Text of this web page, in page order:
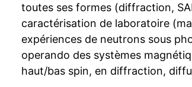
toutes ses formes (diffraction,
caractérisation de laboratoire
expériences de neutrons sous
operando des systèmes
haut/bas spin, en diffraction,